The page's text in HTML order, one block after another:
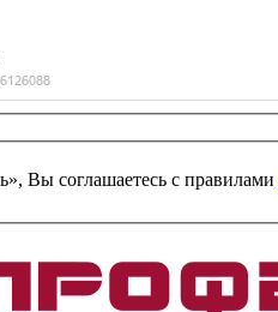
Вы соглашаетесь c правилами